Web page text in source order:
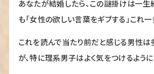
あなたが結婚したら、この謎掛けは一生
も「女性の欲しい言葉をギブする」これ一
これを読んで当たり前だと感じる男性は
が、特に理系男子はよく気をつけるように